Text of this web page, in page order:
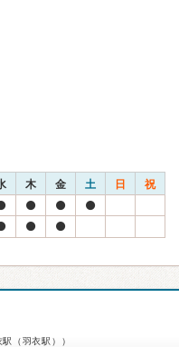
木 金 土 日 祝
（羽衣駅））